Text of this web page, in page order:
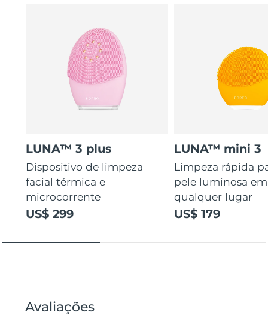
LUNA™ 3 plus
Dispositivo de limpeza
facial térmica e
microcorrente
US$ 299
LUNA™ mini 3
Limpeza rápida
pele luminosa em
qualquer lugar
US$ 179